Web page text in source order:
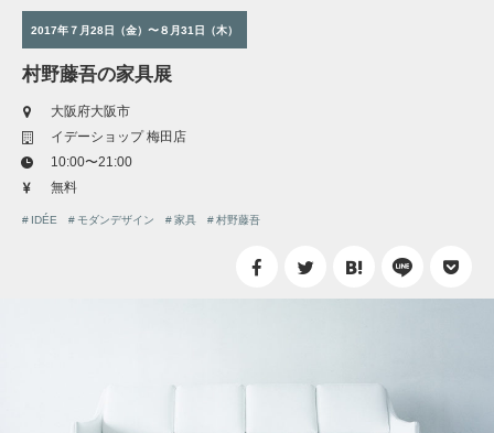
2017年７月28日（金）〜８月31日（木）
村野藤吾の家具展
大阪府大阪市
イデーショップ 梅田店
10:00〜21:00
無料
IDÉE モダンデザイン 家具 村野藤吾